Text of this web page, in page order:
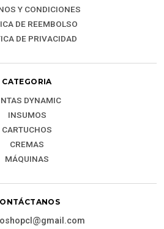
Y CONDICIONES
DE REEMBOLSO
DE PRIVACIDAD
CATEGORIA
DYNAMIC
INSUMOS
CARTUCHOS
CREMAS
MÁQUINAS